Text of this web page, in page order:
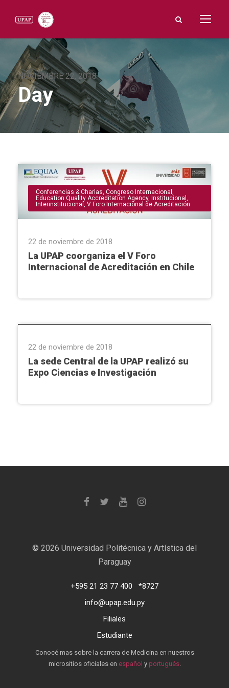
NOVIEMBRE 22, 2018
Day
Conferencias & Charlas, Congreso Internacional ,
Education Quality Accreditation Agency, Institucional ,
Interinstitucional , V Foro Internacional de Acreditación
22 de noviembre de 2018
La UPAP coorganiza el V Foro
Internacional de Acreditación en Chile
22 de noviembre de 2018
La sede Central de la UPAP realizó su
Expo Ciencias e Investigación
© 2026 Universidad Politécnica y Artística del
Paraguay
+595 21 23 77 400
*8727
info@upap.edu.py
Filiales
Estudiante
Conocé mas sobre la carrera de Medicina en nuestros
micrositios oficiales en español y portugués.